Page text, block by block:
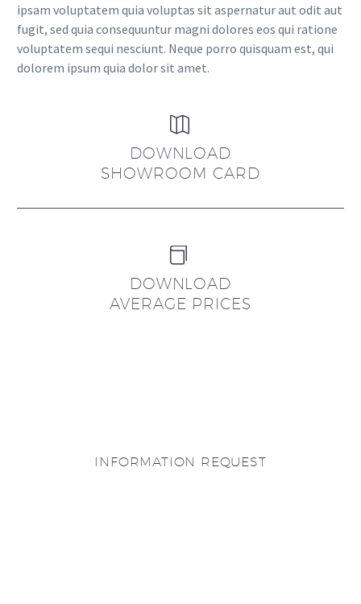
ipsam voluptatem quia voluptas sit aspernatur aut odit aut
fugit, sed quia consequuntur magni dolores eos qui ratione
voluptatem sequi nesciunt. Neque porro quisquam est, qui
dolorem ipsum quia dolor sit amet.


DOWNLOAD
SHOWROOM CARD


DOWNLOAD
AVERAGE PRICES
INFORMATION REQUEST